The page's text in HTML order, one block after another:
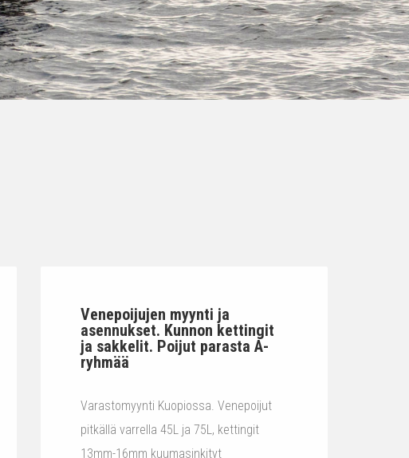
Venepoijujen myynti ja
asennukset. Kunnon kettingit
ja sakkelit. Poijut parasta A-
ryhmää
Varastomyynti Kuopiossa. Venepoijut
pitkällä varrella 45L ja 75L, kettingit
13mm-16mm kuumasinkityt